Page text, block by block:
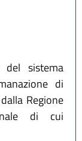
del sistema
di
Regione
di cui